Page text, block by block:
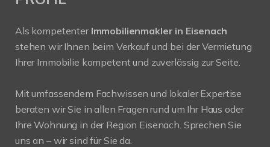
Als kompetenter Immobilienmakler in Eisenach
stehen wir Ihnen beim Verkauf und bei der Vermietung
Ihrer Immobilie kompetent und zuverlässig zur Seite.
Mit umfassendem Fachwissen und lokaler Expertise
beraten wir Sie in allen Fragen rund um Ihr Haus oder
Ihre Wohnung in der Region Eisenach. Sprechen Sie
uns an – wir sind für Sie da.